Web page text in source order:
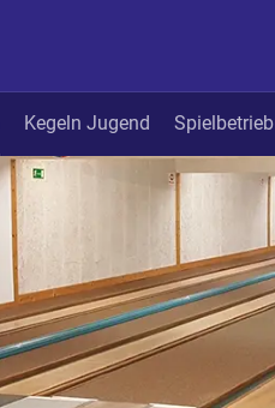
Kegeln Jugend Spielbetrieb